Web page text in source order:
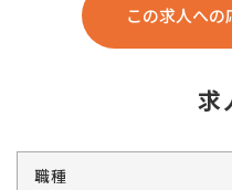
この求人へ
求
職種